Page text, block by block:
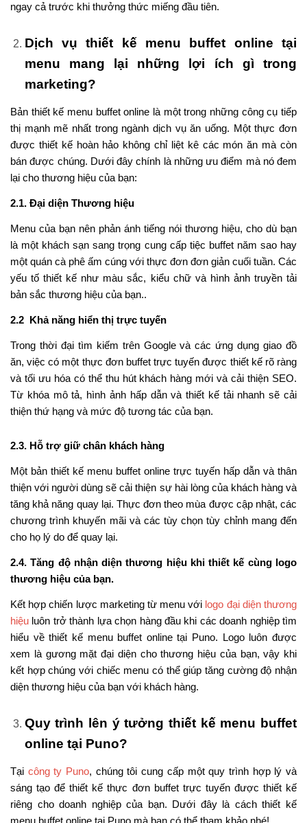
ngay cả trước khi thưởng thức miếng đầu tiên.
Dịch vụ thiết kế menu buffet online tại
menu mang lại những lợi ích gì trong
marketing?
Bản thiết kế menu buffet online là một trong những công cụ tiếp
thị mạnh mẽ nhất trong ngành dịch vụ ăn uống. Một thực đơn
được thiết kế hoàn hảo không chỉ liệt kê các món ăn mà còn
bán được chúng. Dưới đây chính là những ưu điểm mà nó đem
lại cho thương hiệu của bạn:
2.1. Đại diện Thương hiệu
Menu của bạn nên phản ánh tiếng nói thương hiệu, cho dù bạn
là một khách sạn sang trọng cung cấp tiệc buffet năm sao hay
một quán cà phê ấm cúng với thực đơn đơn giản cuối tuần. Các
yếu tố thiết kế như màu sắc, kiểu chữ và hình ảnh truyền tải
bản sắc thương hiệu của bạn..
2.2 Khả năng hiển thị trực tuyến
Trong thời đại tìm kiếm trên Google và các ứng dụng giao đồ
ăn, việc có một thực đơn buffet trực tuyến được thiết kế rõ ràng
và tối ưu hóa có thể thu hút khách hàng mới và cải thiện SEO.
Từ khóa mô tả, hình ảnh hấp dẫn và thiết kế tải nhanh sẽ cải
thiện thứ hạng và mức độ tương tác của bạn.
2.3. Hỗ trợ giữ chân khách hàng
Một bản thiết kế menu buffet online trực tuyến hấp dẫn và thân
thiện với người dùng sẽ cải thiện sự hài lòng của khách hàng và
tăng khả năng quay lại. Thực đơn theo mùa được cập nhật, các
chương trình khuyến mãi và các tùy chọn tùy chỉnh mang đến
cho họ lý do để quay lại.
2.4. Tăng độ nhận diện thương hiệu khi thiết kế cùng logo
thương hiệu của bạn.
Kết hợp chiến lược marketing từ menu với logo đại diện thương
hiệu luôn trở thành lựa chọn hàng đầu khi các doanh nghiệp tìm
hiểu về thiết kế menu buffet online tại Puno. Logo luôn được
xem là gương mặt đại diện cho thương hiệu của bạn, vậy khi
kết hợp chúng với chiếc menu có thể giúp tăng cường độ nhận
diện thương hiệu của bạn với khách hàng.
Quy trình lên ý tưởng thiết kế menu buffet
online tại Puno?
Tại công ty Puno, chúng tôi cung cấp một quy trình hợp lý và
sáng tạo để thiết kế thực đơn buffet trực tuyến được thiết kế
riêng cho doanh nghiệp của bạn. Dưới đây là cách thiết kế